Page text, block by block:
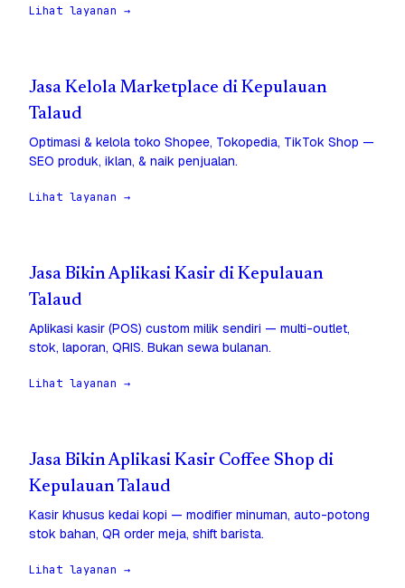
Lihat layanan →
Jasa Kelola Marketplace di Kepulauan
Talaud
Optimasi & kelola toko Shopee, Tokopedia, TikTok Shop —
SEO produk, iklan, & naik penjualan.
Lihat layanan →
Jasa Bikin Aplikasi Kasir di Kepulauan
Talaud
Aplikasi kasir (POS) custom milik sendiri — multi-outlet,
stok, laporan, QRIS. Bukan sewa bulanan.
Lihat layanan →
Jasa Bikin Aplikasi Kasir Coffee Shop di
Kepulauan Talaud
Kasir khusus kedai kopi — modifier minuman, auto-potong
stok bahan, QR order meja, shift barista.
Lihat layanan →